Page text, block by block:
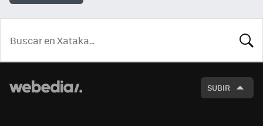
SUBIR